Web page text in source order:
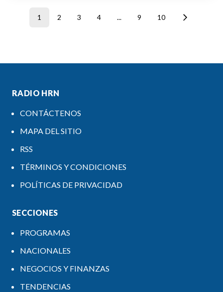
1 2 3 4 ... 9 10
RADIO HRN
CONTÁCTENOS
MAPA DEL SITIO
RSS
TÉRMINOS Y CONDICIONES
POLÍTICAS DE PRIVACIDAD
SECCIONES
PROGRAMAS
NACIONALES
NEGOCIOS Y FINANZAS
TENDENCIAS